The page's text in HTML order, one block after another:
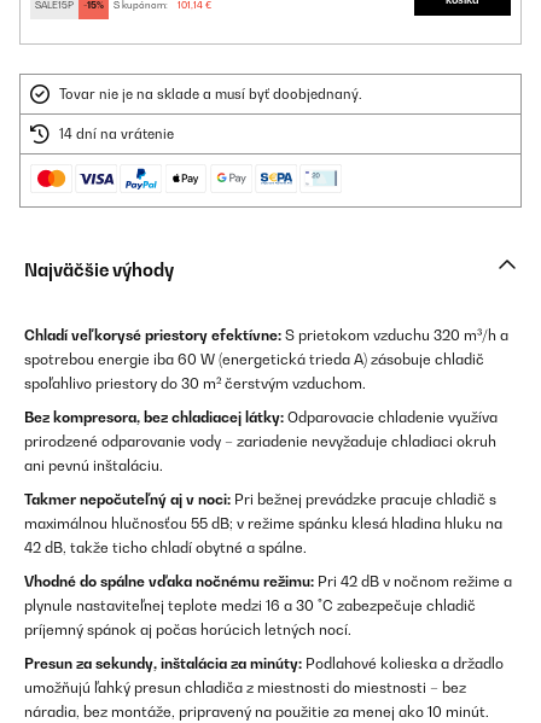
SALE15P -15% S kupónom: 101,14 €
Tovar nie je na sklade a musí byť doobjednaný.
14 dní na vrátenie
Najväčšie výhody
Chladí veľkorysé priestory efektívne: S prietokom vzduchu 320 m³/h a
spotrebou energie iba 60 W (energetická trieda A) zásobuje chladič
spoľahlivo priestory do 30 m² čerstvým vzduchom.
Bez kompresora, bez chladiacej látky: Odparovacie chladenie využíva
prirodzené odparovanie vody – zariadenie nevyžaduje chladiaci okruh
ani pevnú inštaláciu.
Takmer nepočuteľný aj v noci: Pri bežnej prevádzke pracuje chladič s
maximálnou hlučnosťou 55 dB; v režime spánku klesá hladina hluku na
42 dB, takže ticho chladí obytné a spálne.
Vhodné do spálne vďaka nočnému režimu: Pri 42 dB v nočnom režime a
plynule nastaviteľnej teplote medzi 16 a 30 °C zabezpečuje chladič
príjemný spánok aj počas horúcich letných nocí.
Presun za sekundy, inštalácia za minúty: Podlahové kolieska a držadlo
umožňujú ľahký presun chladiča z miestnosti do miestnosti – bez
náradia, bez montáže, pripravený na použitie za menej ako 10 minút.